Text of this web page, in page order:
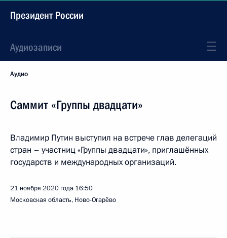
Президент России
Аудиозаписи
Аудио
Саммит «Группы двадцати»
Владимир Путин выступил на встрече глав делегаций
стран – участниц «Группы двадцати», приглашённых
государств и международных организаций.
21 ноября 2020 года 16:50
Московская область, Ново-Огарёво